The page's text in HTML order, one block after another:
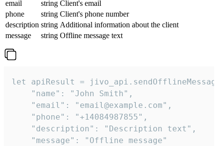
email
string Client's email
phone
string Client's phone number
description string Additional information about the client
message
string Offline message text
let apiResult =
    "name": "John Smith",
    "email": "email@example.com",
    "phone": "+14084987855",
    "description": "Description text",
    "message": "Offline message"